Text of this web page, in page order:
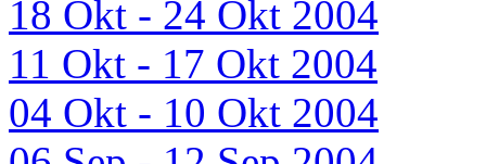
18 Okt - 24 Okt 2004
11 Okt - 17 Okt 2004
04 Okt - 10 Okt 2004